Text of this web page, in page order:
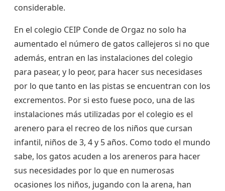
considerable.
En el colegio CEIP Conde de Orgaz no solo ha
aumentado el número de gatos callejeros si no que
además, entran en las instalaciones del colegio
para pasear, y lo peor, para hacer sus necesidases
por lo que tanto en las pistas se encuentran con los
excrementos. Por si esto fuese poco, una de las
instalaciones más utilizadas por el colegio es el
arenero para el recreo de los niños que cursan
infantil, niños de 3, 4 y 5 años. Como todo el mundo
sabe, los gatos acuden a los areneros para hacer
sus necesidades por lo que en numerosas
ocasiones los niños, jugando con la arena, han